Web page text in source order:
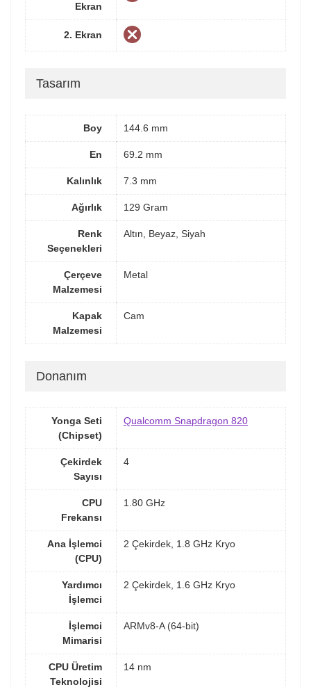
Ekran
2. Ekran
Tasarım
Boy 144.6 mm
En 69.2 mm
Kalınlık 7.3 mm
Ağırlık 129 Gram
Renk
Seçenekleri
Altın, Beyaz, Siyah
Çerçeve
Malzemesi
Metal
Kapak
Malzemesi
Cam
Donanım
Yonga Seti
(Chipset)
Qualcomm Snapdragon 820
Çekirdek
Sayısı
4
CPU
Frekansı
1.80 GHz
Ana İşlemci
(CPU)
2 Çekirdek, 1.8 GHz Kryo
Yardımcı
İşlemci
2 Çekirdek, 1.6 GHz Kryo
İşlemci
Mimarisi
ARMv8-A (64-bit)
CPU Üretim
Teknolojisi
14 nm